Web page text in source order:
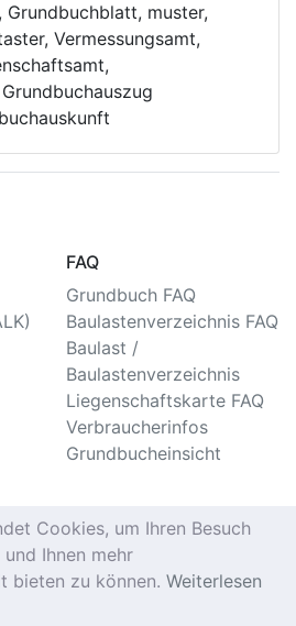
Grundbuchblatt, muster,
Vermessungsamt,
FAQ
Grundbuch FAQ
Baulastenverzeichnis FAQ
Baulast /
Baulastenverzeichnis
Liegenschaftskarte FAQ
Verbraucherinfos
Grundbucheinsicht
Cookies, um Ihren Besuch
Ihnen mehr
bieten zu können. Weiterlesen